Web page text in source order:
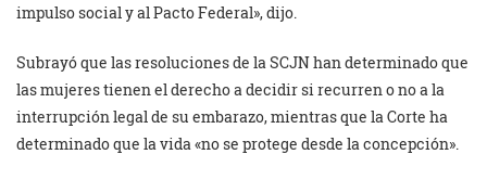
impulso social y al Pacto Federal», dijo.
Subrayó que las resoluciones de la SCJN han determinado que
las mujeres tienen el derecho a decidir si recurren o no a la
interrupción legal de su embarazo, mientras que la Corte ha
determinado que la vida «no se protege desde la concepción».